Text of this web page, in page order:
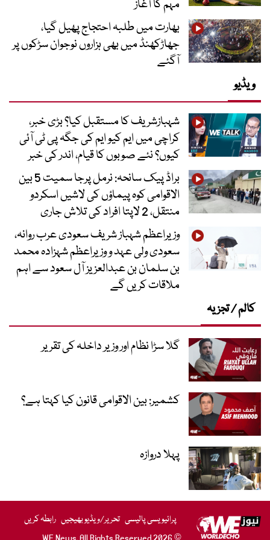
مہم کا آغاز
بھارت میں طلبہ احتجاج پھیل گیا،
جھاڑکھنڈ میں بھی ہزاروں نوجوان سڑکوں پر
آگئے
ویڈیو
شہبازشریف کا مستقبل کیا؟ بڑی خبر،
کراچی میں ایم کیو ایم کی جگہ پی ٹی آئی
کیوں؟ نئے صوبوں کا قیام، اندر کی خبر
براڈ پیک سانحہ: نرمل پرجا سمیت 5 بین
الاقوامی کوہ پیماؤں کی لاشیں اسکردو
منتقل، 2 لاپتا افراد کی تلاش جاری
وزیراعظم شہباز شریف سعودی عرب روانہ،
سعودی ولی عہد و وزیراعظم شہزادہ محمد
بن سلمان بن عبدالعزیز آل سعود سے اہم
ملاقات کریں گے
کالم / تجزیہ
گلا سڑا نظام اور وزیر داخلہ کی تقریر
کشمیر: بین الاقوامی قانون کیا کہتا ہے؟
پہلا دروازہ
پرائیویسی پالیسی تحریر/ویڈیو بھیجیں رابطہ کریں